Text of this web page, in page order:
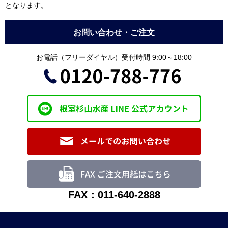
となります。
お問い合わせ・ご注文
お電話（フリーダイヤル）受付時間 9:00～18:00
FAX：011-640-2888